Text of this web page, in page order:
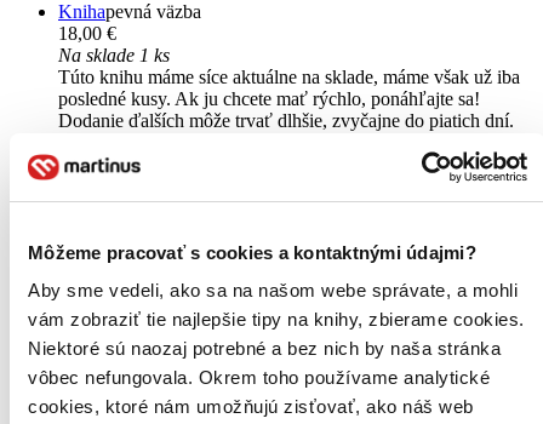
Môžeme pracovať s cookies a kontaktnými údajmi?
Aby sme vedeli, ako sa na našom webe správate, a mohli
vám zobraziť tie najlepšie tipy na knihy, zbierame cookies.
Niektoré sú naozaj potrebné a bez nich by naša stránka
vôbec nefungovala. Okrem toho používame analytické
cookies, ktoré nám umožňujú zisťovať, ako náš web
Knihapevná väzba
18,00 €
Na sklade 1 ks
Túto knihu máme síce aktuálne na sklade, máme však už iba
posledné kusy. Ak ju chcete mať rýchlo, ponáhľajte sa!
Dodanie ďalších môže trvať dlhšie, zvyčajne do piatich dní.
Vložiť do košíka
výbornom stave.Rozdiel medzi touto knihou a novou by ste
na niektorých obaloch zanechať stopy.
8,60 €
Na sklade
Tento produkt síce máme aktuálne na sklade, máme však už
iba posledné kusy a ďalšie už nemá ani distribútor, preto je
možné, že bude onedlho úplne vypredaný. Ak ho chcete mať,